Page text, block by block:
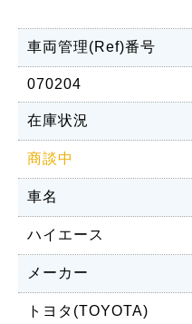
車両管理(Ref)番号
070204
在庫状況
商談中
車名
ハイエース
メーカー
トヨタ(TOYOTA)